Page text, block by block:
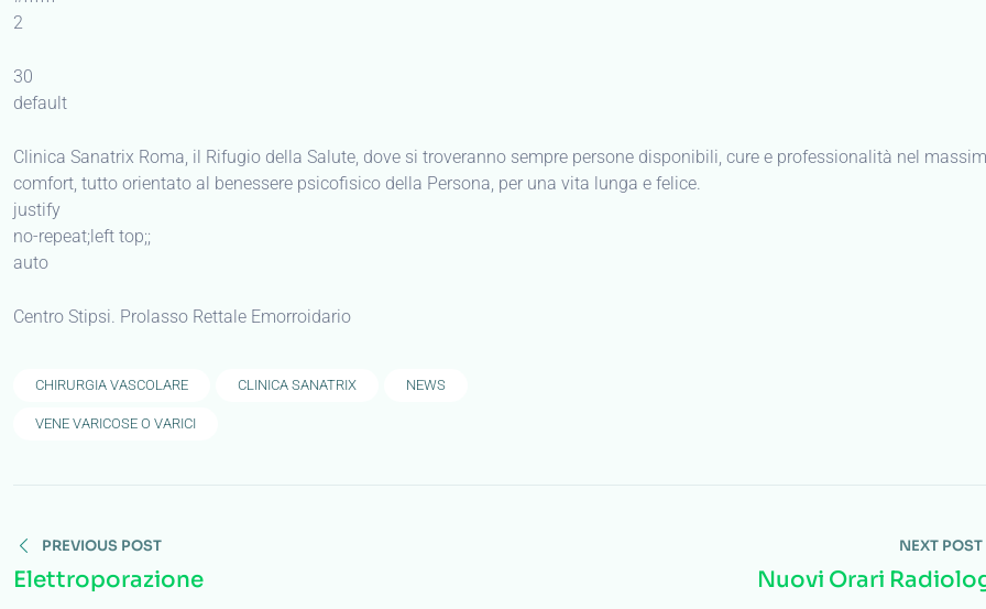
2
30
default
Clinica Sanatrix Roma, il Rifugio della Salute, dove si troveranno sempre persone disponibili, cure e professionalità nel
comfort, tutto orientato al benessere psicofisico della Persona, per una vita lunga e felice.
justify
no-repeat;left top;;
auto
Centro Stipsi. Prolasso Rettale Emorroidario
CHIRURGIA VASCOLARE CLINICA SANATRIX NEWS
VENE VARICOSE O VARICI
articoli
PREVIOUS POST
Elettroporazione
NEXT POST
Nuovi Orari